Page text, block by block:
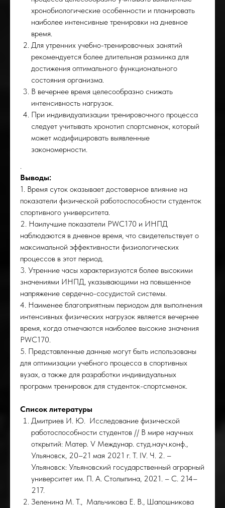
хронобиологические особенности и планировать
наиболее интенсивные тренировки на дневное
время.
Для утренних учебно-тренировочных занятий
рекомендуется более длительная разминка для
достижения оптимального функционального
состояния организма.
В вечернее время целесообразно снижать
интенсивность нагрузок.
При индивидуализации тренировочного процесса
следует учитывать хронотип спортсменок, который
может модифицировать выявленные
закономерности.
.
Выводы:
1. Время суток оказывает достоверное влияние на
показатели физической работоспособности студенток
спортивного университета.
2. Наилучшие показатели PWC170 и ИНПД
наблюдаются в дневное время, что свидетельствует о
максимальной эффективности физиологических
процессов в этот период.
3. Утренние часы характеризуются более высокими
значениями ИНПД, указывающими на повышенное
напряжение сердечно-сосудистой системы.
4. Наименее благоприятным периодом для выполнения
интенсивных физических нагрузок является вечернее
время, когда отмечаются наиболее высокие значения
PWC170.
5. Представленные данные могут быть использованы
для оптимизации учебного процесса в спортивных
вузах, а также для разработки индивидуальных
программ тренировок для студенток-спортсменок.
Список литературы
Дмитриев И. Ю. Исследование физической
работоспособности студентов // В мире научных
открытий: Матер. V Междунар. студ.науч.конф.,
Ульяновск, 20–21 мая 2021 г. Т. IV. Ч. 2. –
Ульяновск: Ульяновский государственный аграрный
университет им. П. А. Столыпина, 2021. – С. 214–
217.
Зеленина М. Т., Мальчикова Е. В., Шапошникова